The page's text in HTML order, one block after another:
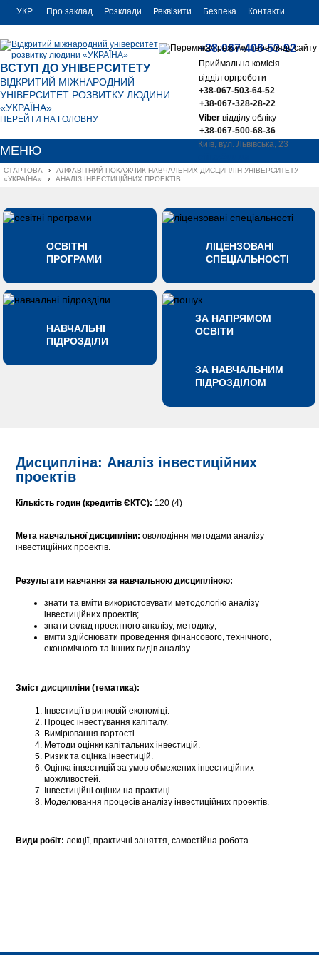
УКР
ENG
Про заклад Розклади Реквізити Безпека Контакти
ВСТУП ДО УНІВЕРСИТЕТУ
ВІДКРИТИЙ МІЖНАРОДНИЙ
УНІВЕРСИТЕТ РОЗВИТКУ ЛЮДИНИ
«УКРАЇНА»
ПЕРЕЙТИ НА ГОЛОВНУ
+38-067-406-53-92
Приймальна комісія
відділ оргроботи
+38-067-503-64-52
+38-067-328-28-22
Viberвідділу обліку
+38-067-500-68-36
Київ, вул. Львівська, 23
МЕНЮ
СТАРТОВА ›
АЛФАВІТНИЙ ПОКАЖЧИК НАВЧАЛЬНИХ ДИСЦИПЛІН УНІВЕРСИТЕТУ
«УКРАЇНА»
› АНАЛІЗ ІНВЕСТИЦІЙНИХ ПРОЕКТІВ
ОСВІТНІ
ПРОГРАМИ
ЛІЦЕНЗОВАНІ
СПЕЦІАЛЬНОСТІ
НАВЧАЛЬНІ
ПІДРОЗДІЛИ
ЗА НАПРЯМОМ
ОСВІТИ
ЗА НАВЧАЛЬНИМ
ПІДРОЗДІЛОМ
Дисципліна: Аналіз інвестиційних
проектів
Кількість годин (кредитів ЄКТС): 120 (4)
Мета навчальної дисципліни: оволодіння методами аналізу
інвестиційних проектів.
Результати навчання за навчальною дисципліною:
знати та вміти використовувати методологію аналізу
інвестиційних проектів;
знати склад проектного аналізу, методику;
вміти здійснювати проведення фінансового, технічного,
економічного та інших видів аналізу.
Зміст дисципліни (тематика):
Інвестиції в ринковій економіці.
Процес інвестування капіталу.
Вимірювання вартості.
Методи оцінки капітальних інвестицій.
Ризик та оцінка інвестицій.
Оцінка інвестицій за умов обмежених інвестиційних
можливостей.
Інвестиційні оцінки на практиці.
Моделювання процесів аналізу інвестиційних проектів.
Види робіт:лекції, практичні заняття, самостійна робота.